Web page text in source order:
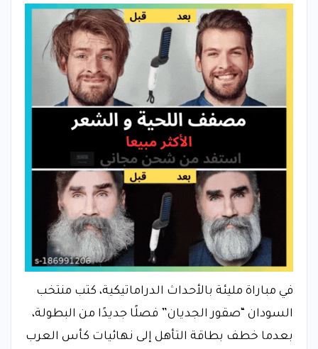
في مباراة مليئة بالأحداث الدراماتيكية، كتب منتخب
السودان “صقور الجديان” فصلًا جديدًا من البطولة،
بعدما خطف بطاقة التأهل إلى نهائيات كأس العرب